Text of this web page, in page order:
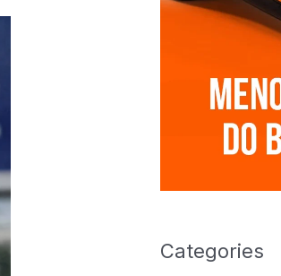
Categories